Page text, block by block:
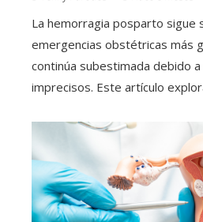
La hemorragia posparto sigue
emergencias obstétricas más
continúa subestimada debido
imprecisos. Este artículo